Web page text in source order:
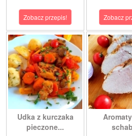
Zobacz przepis! Zobacz
Udka z kurczaka
pieczone...